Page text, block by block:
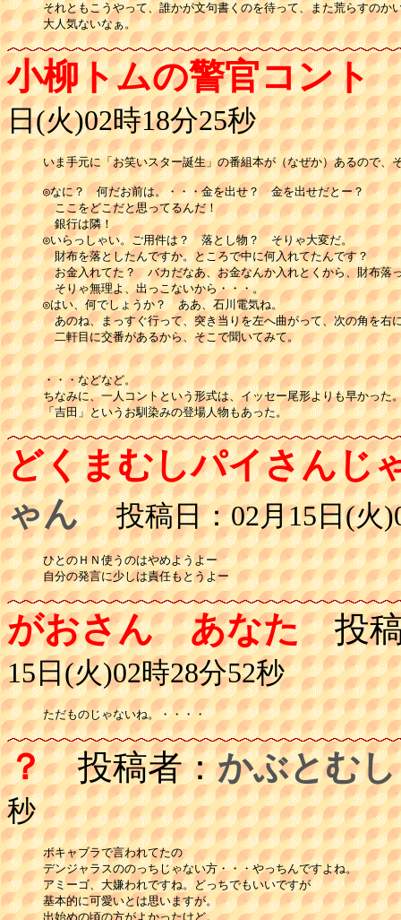
それともこうやって、誰かが文句書くのを待って、また荒らすのか
小柳トムの警官コント
日(火)02時18分25秒
いま手元に「お笑いスター誕生」の番組本が（なぜか）あるので、
◎なに？　何だお前は。・・・金を出せ？　金を出せだとー？
ここをどこだと思ってるんだ！
銀行は隣！
◎いらっしゃい。ご用件は？　落とし物？　そりゃ大変だ。
財布を落としたんですか。ところで中に何入れてたんです？
お金入れてた？　バカだなあ、お金なんか入れとくから、財布落
そりゃ無理よ、出っこないから・・・。
◎はい、何でしょうか？　ああ、石川電気ね。
あのね、まっすぐ行って、突き当りを左へ曲がって、次の角を右
二軒目に交番があるから、そこで聞いてみて。
・・・などなど。
ちなみに、一人コントという形式は、イッセー尾形よりも早かった
「吉田」というお馴染みの登場人物もあった。
どくまむしパイさんじ
ゃん 投稿日：02月15日(火
ひとのＨＮ使うのはやめようよー
自分の発言に少しは責任もとうよー
がおさん あなた投稿
15日(火)02時28分52秒
ただものじゃないね。・・・・
？投稿者：かぶとむし
秒
ボキャブラで言われてたの
デンジャラスののっちじゃない方・・・やっちんですよね。
アミーゴ、大嫌われですね。どっちでもいいですが
基本的に可愛いとは思いますが。
出始めの頃の方がよかったけど。